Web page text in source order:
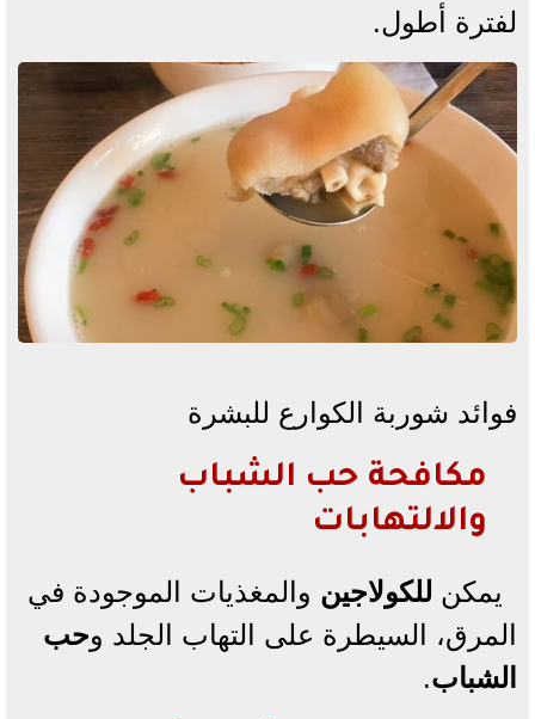
لفترة أطول.
فوائد شوربة الكوارع للبشرة
مكافحة حب الشباب
والالتهابات
يمكن للكولاجين والمغذيات الموجودة في
المرق، السيطرة على التهاب الجلد وحب
الشباب.